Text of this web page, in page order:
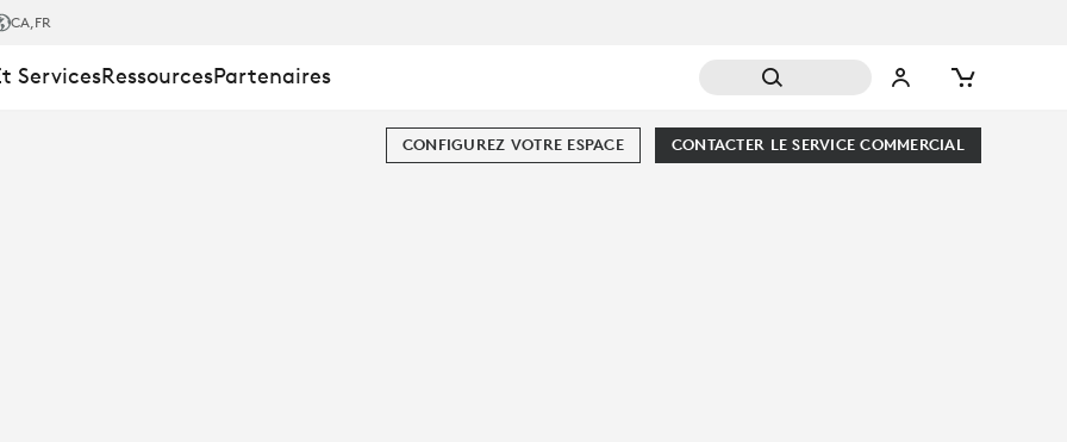
CA,FR
ServicesRessourcesPartenaires
CONTACTER LE SERVICE COMMERCIAL
CONFIGUREZ VOTRE ESPACE